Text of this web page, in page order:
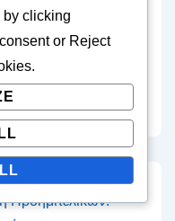
ανάλυση των
FIFA U-17.
αθλητισμού και
διεισδυτικά σχόλια
σε όλο τον κόσμο.
Προημιτελικών:
clicking
or Reject